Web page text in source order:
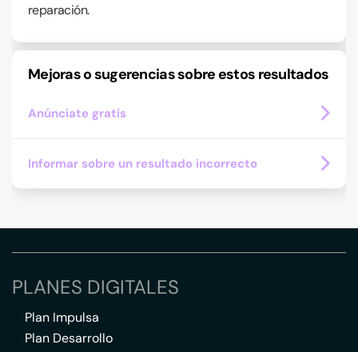
reparación.
Mejoras o sugerencias sobre estos resultados
Anúnciate gratis
Informar sobre un resultado incorrecto
PLANES DIGITALES
Plan Impulsa
Plan Desarrollo